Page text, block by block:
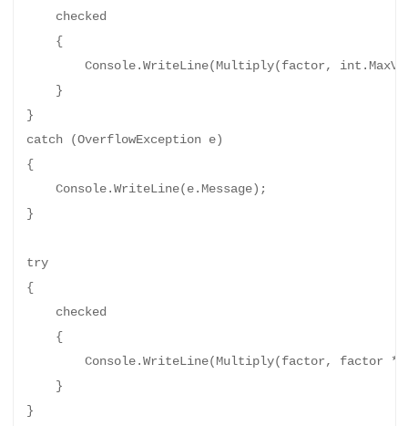
    checked
    {
Console.WriteLine(Multiply(factor,
    }
}
catch (OverflowException e)
{
    Console.WriteLine(e.Message);
}
try
{
    checked
    {
Console.WriteLine(Multiply(factor, factor *
    }
}